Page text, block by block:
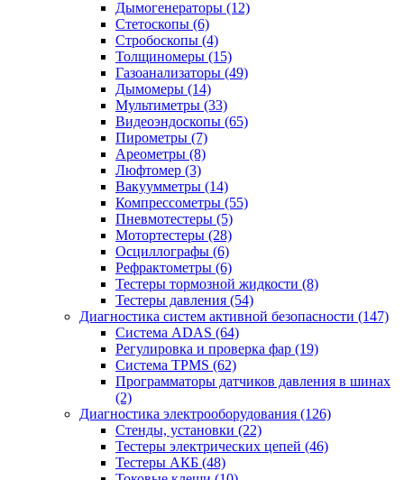
Дымогенераторы (12)
Стетоскопы (6)
Стробоскопы (4)
Толщиномеры (15)
Газоанализаторы (49)
Дымомеры (14)
Мультиметры (33)
Видеоэндоскопы (65)
Пирометры (7)
Ареометры (8)
Люфтомер (3)
Вакуумметры (14)
Компрессометры (55)
Пневмотестеры (5)
Мотортестеры (28)
Осциллографы (6)
Рефрактометры (6)
Тестеры тормозной жидкости (8)
Тестеры давления (54)
Диагностика систем активной безопасности (147)
Система ADAS (64)
Регулировка и проверка фар (19)
Система TPMS (62)
Программаторы датчиков давления в шинах
(2)
Диагностика электрооборудования (126)
Стенды, установки (22)
Тестеры электрических цепей (46)
Тестеры АКБ (48)